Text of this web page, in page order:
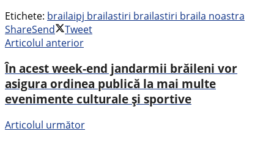
Etichete: brailaipj brailastiri brailastiri braila noastra
ShareSend
Tweet
Articolul anterior
În acest week-end jandarmii brăileni vor
asigura ordinea publică la mai multe
evenimente culturale și sportive
Articolul următor